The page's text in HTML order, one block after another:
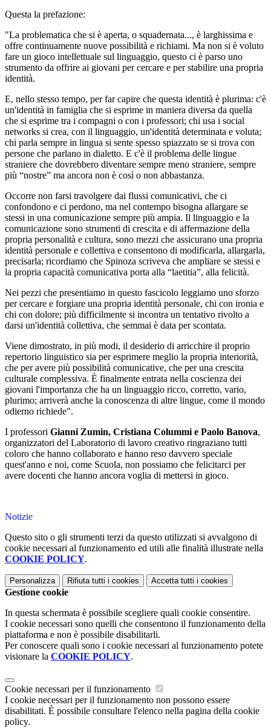
Questa la prefazione:
"La problematica che si è aperta, o squadernata..., è larghissima e
offre continuamente nuove possibilità e richiami. Ma non si è voluto
fare un gioco intellettuale sul linguaggio, questo ci è parso uno
strumento da offrire ai giovani per cercare e per stabilire una propria
identità.
E, nello stesso tempo, per far capire che questa identità è plurima: c'è
un'identità in famiglia che si esprime in maniera diversa da quella
che si esprime tra i compagni o con i professori; chi usa i social
networks si crea, con il linguaggio, un'identità determinata e voluta;
chi parla sempre in lingua si sente spesso spiazzato se si trova con
persone che parlano in dialetto. E c'è il problema delle lingue
straniere che dovrebbero diventare sempre meno straniere, sempre
più “nostre” ma ancora non è così o non abbastanza.
Occorre non farsi travolgere dai flussi comunicativi, che ci
confondono e ci perdono, ma nel contempo bisogna allargare se
stessi in una comunicazione sempre più ampia. Il linguaggio e la
comunicazione sono strumenti di crescita e di affermazione della
propria personalità e cultura, sono mezzi che assicurano una propria
identità personale e collettiva e consentono di modificarla, allargarla,
precisarla; ricordiamo che Spinoza scriveva che ampliare se stessi e
la propria capacità comunicativa porta alla “laetitia”, alla felicità.
Nei pezzi che presentiamo in questo fascicolo leggiamo uno sforzo
per cercare e forgiare una propria identità personale, chi con ironia e
chi con dolore; più difficilmente si incontra un tentativo rivolto a
darsi un'identità collettiva, che semmai è data per scontata.
Viene dimostrato, in più modi, il desiderio di arricchire il proprio
repertorio linguistico sia per esprimere meglio la propria interiorità,
che per avere più possibilità comunicative, che per una crescita
culturale complessiva. È finalmente entrata nella coscienza dei
giovani l'importanza che ha un linguaggio ricco, corretto, vario,
plurimo; arriverà anche la conoscenza di altre lingue, come il mondo
odierno richiede".
I professori Gianni Zumin, Cristiana Colummi e Paolo Banova,
organizzatori del Laboratorio di lavoro creativo ringraziano tutti
coloro che hanno collaborato e hanno reso davvero speciale
quest'anno e noi, come Scuola, non possiamo che felicitarci per
avere docenti che hanno ancora voglia di mettersi in gioco.
Notizie
Questo sito o gli strumenti terzi da questo utilizzati si avvalgono di
cookie necessari al funzionamento ed utili alle finalità illustrate nella
COOKIE POLICY.
Personalizza Rifiuta tutti i cookies Accetta tutti i cookies
Gestione cookie
In questa schermata è possibile scegliere quali cookie consentire.
I cookie necessari sono quelli che consentono il funzionamento della
piattaforma e non è possibile disabilitarli.
Per conoscere quali sono i cookie necessari al funzionamento potete
visionare la COOKIE POLICY.
Cookie necessari per il funzionamento
I cookie necessari per il funzionamento non possono essere
disabilitati. È possibile consultare l'elenco nella pagina della cookie
policy.